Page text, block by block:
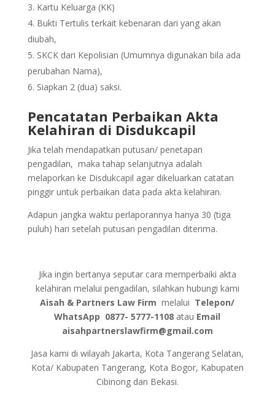
Kartu Keluarga (KK)
Bukti Tertulis terkait kebenaran dari yang akan
diubah,
SKCK dari Kepolisian (Umumnya digunakan bila ada
perubahan Nama),
Siapkan 2 (dua) saksi.
Pencatatan Perbaikan Akta
Kelahiran di Disdukcapil
Jika telah mendapatkan putusan/ penetapan
pengadilan, maka tahap selanjutnya adalah
melaporkan ke Disdukcapil agar dikeluarkan catatan
pinggir untuk perbaikan data pada akta kelahiran.
Adapun jangka waktu perlaporannya hanya 30 (tiga
puluh) hari setelah putusan pengadilan diterima.
Jika ingin bertanya seputar cara memperbaiki akta
kelahiran melalui pengadilan, silahkan hubungi kami
Aisah & Partners Law Firm melalui Telepon/
WhatsApp 0877- 5777-1108 atau Email
aisahpartnerslawfirm@gmail.com
Jasa kami di wilayah Jakarta, Kota Tangerang Selatan,
Kota/ Kabupaten Tangerang, Kota Bogor, Kabupaten
Cibinong dan Bekasi.